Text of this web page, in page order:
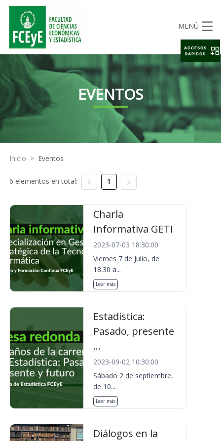
MENÚ
EVENTOS
Inicio > Eventos
6 elementos en total: 1
Charla
Informativa GETI
2023-07-03 18:30:00
Viernes 7 de Julio, de
18.30 a...
Leer más
Estadística:
Pasado, presente
...
2023-09-02 10:30:00
Sábado 2 de septiembre,
de 10....
Leer más
Diálogos en la
ACCESOS
RAPIDOS